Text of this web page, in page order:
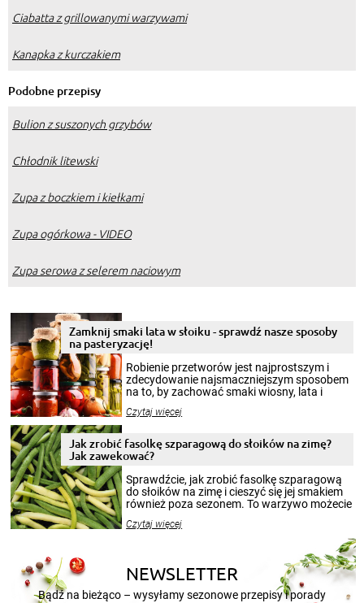
Ciabatta z grillowanymi warzywami
Kanapka z kurczakiem
Podobne przepisy
Bulion z suszonych grzybów
Chłodnik litewski
Zupa z boczkiem i kiełkami
Zupa ogórkowa - VIDEO
Zupa serowa z selerem naciowym
Zamknij smaki lata w słoiku - sprawdź nasze sposoby
na pasteryzację!
Robienie przetworów jest najprostszym i
zdecydowanie najsmaczniejszym sposobem
na to, by zachować smaki wiosny, lata i
krajobrazów, by cieszyć nimi oko w sezonie
pełni poczuć atmosferę cieplejszych
miesięcy. Przygotowanie słoików ze
patenty, które pozwolą zachować świeżość
przetworów.
Czytaj więcej
Jak zrobić fasolkę szparagową do słoików na zimę?
Jak zawekować?
Sprawdźcie, jak zrobić fasolkę szparagową
do słoików na zimę i cieszyć się jej smakiem
również poza sezonem. To warzywo możecie
nasze propozycje!
Czytaj więcej
NEWSLETTER
Bądź na bieżąco – wysyłamy sezonowe przepisy i porady